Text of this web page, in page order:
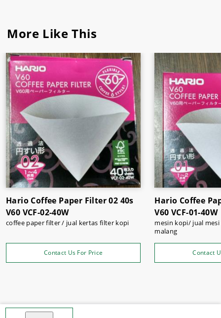
air yang mengucur karena bentuknya yang runcing
aliran air saat digunakan.
Aneka jenisperalatan cafédanrestoran
lain yang dapat
Anda temui misalnya mesin penggiling kopi, moka pot,
coffe paper filter, dll.
Belanja kebutuhan café dengan harga yang relatif lebih
murah hanya dengan belanja online di
supermarket
Sukses Jaya.
More Like This
Hario Coffee Paper Filter 02 40s
V60 VCF-02-40W
coffee paper filter / jual kertas filter kopi
Contact Us For Price
Hario Coffee
V60 VCF-01-40W
mesin kopi/ jual mesi kopi / mesin kopi
malang
Contact